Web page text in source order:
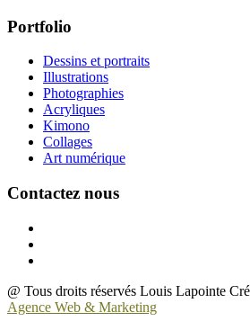
Portfolio
Dessins et portraits
Illustrations
Photographies
Acryliques
Kimono
Collages
Art numérique
Contactez nous
@ Tous droits réservés Louis Lapointe
Agence Web & Marketing